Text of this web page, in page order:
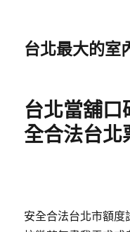
台北最大的室
台北當舖口
全合法台北
安全合法台北市額度